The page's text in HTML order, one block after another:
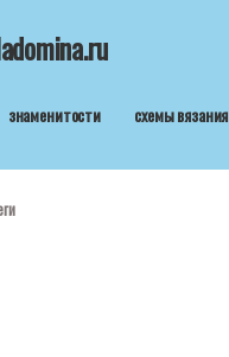
знаменитости схемы вязания